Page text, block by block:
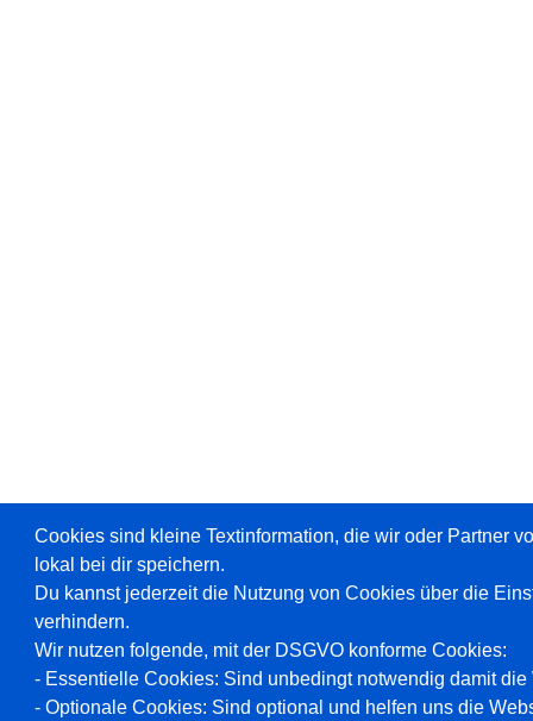
Cookies sind kleine Textinformation, die wir oder Partner
lokal bei dir speichern.
Du kannst jederzeit die Nutzung von Cookies über die
verhindern.
Wir nutzen folgende, mit der DSGVO konforme Cookies:
- Essentielle Cookies: Sind unbedingt notwendig damit
- Optionale Cookies: Sind optional und helfen uns die